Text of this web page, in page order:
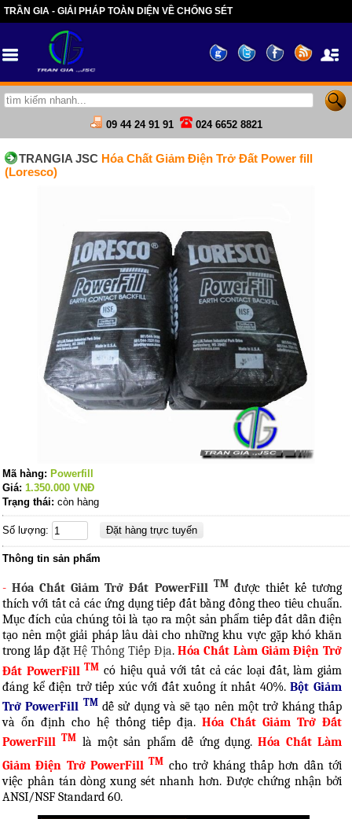
TRẦN GIA - GIẢI PHÁP TOÀN DIỆN VỀ CHỐNG SÉT
09 44 24 91 91 024 6652 8821
TRANGIA JSC Hóa Chất Giảm Điện Trở Đất Power fill
(Loresco)
Mã hàng: Powerfill
Giá: 1.350.000 VNĐ
Trạng thái: còn hàng
Số lượng:
Thông tin sản phẩm
-Hóa Chất Giảm Trở Đất PowerFill TMđược thiết kế tương
thích với tất cả các ứng dụng tiếp đất bằng đồng theo tiêu chuẩn.
Mục đích của chúng tôi là tạo ra một sản phẩm tiếp đất dẫn điện
tạo nên một giải pháp lâu dài cho những khu vực gặp khó khăn
trong lắp đặtHệ Thống Tiếp Địa.Hóa Chất Làm Giảm Điện Trở
Đất PowerFill TM có hiệu quả với tất cả các loại đất, làm giảm
đáng kể điện trở tiếp xúc với đất xuống ít nhất 40%.Bột Giảm
Trở PowerFill TMdễ sử dụng và sẽ tạo nên một trở kháng thấp
và ổn định cho hệ thống tiếp địa. Hóa Chất Giảm Trở Đất
PowerFill TM là một sản phẩm dễ ứng dụng.Hóa Chất Làm
Giảm Điện Trở PowerFill TM cho trở kháng thấp hơn dẫn tới
việc phân tán dòng xung sét nhanh hơn. Được chứng nhận bởi
ANSI/NSF Standard 60.